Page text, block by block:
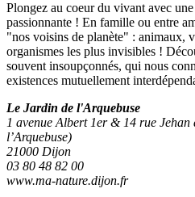
Plongez au coeur du vivant avec
passionnante ! En famille ou entre
"nos voisins de planète" : animaux,
organismes les plus invisibles !
souvent insoupçonnés, qui nous
existences mutuellement
Le Jardin de l'Arquebuse
1 avenue Albert 1er & 14 rue
l’Arquebuse)
21000 Dijon
03 80 48 82 00
www.ma-nature.dijon.fr